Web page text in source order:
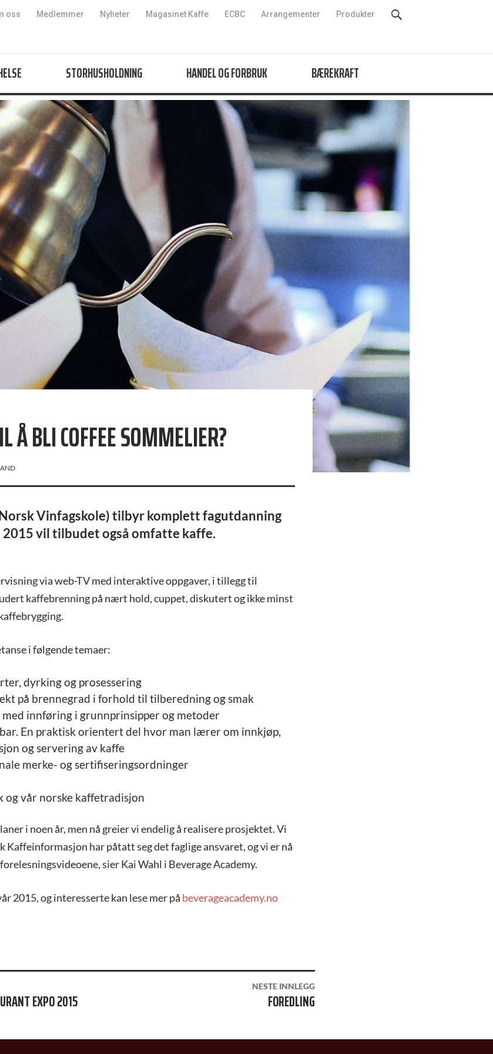
oss
Medlemmer Nyheter Magasinet Kaffe ECBC Arrangementer Produkter
STORHUSHOLDNING HANDEL OG FORBRUK BÆREKRAFT
Å BLI COFFEE SOMMELIER?
Vinfagskole) tilbyr komplett fagutdanning
2015 vil tilbudet også omfatte kaffe.
via web-TV med interaktive oppgaver, i tillegg til
kaffebrenning på nært hold, cuppet, diskutert og ikke minst
i følgende temaer:
dyrking og prosessering
på brennegrad i forhold til tilberedning og smak
innføring i grunnprinsipper og metoder
En praktisk orientert del hvor man lærer om innkjøp,
og servering av kaffe
merke- og sertifiseringsordninger
og vår norske kaffetradisjon
i noen år, men nå greier vi endelig å realisere prosjektet. Vi
Kaffeinformasjon har påtatt seg det faglige ansvaret, og vi er nå
sier Kai Wahl i Beverage Academy.
2015, og interesserte kan lese mer på beverageacademy.no
EXPO 2015
NESTE INNLEGG
FOREDLING